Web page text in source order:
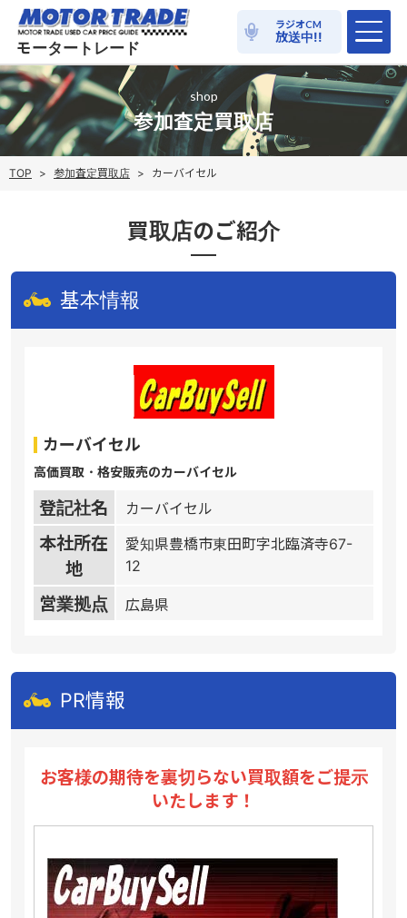
モータートレード
ラジオCM
放送中!!
shop
参加査定買取店
TOP > 参加査定買取店 > カーバイセル
買取店のご紹介
基本情報
カーバイセル
高価買取・格安販売のカーバイセル
登記社名 カーバイセル
本社所在
地
愛知県豊橋市東田町字北臨済寺67-
12
営業拠点 広島県
PR情報
お客様の期待を裏切らない買取額をご提示
いたします！